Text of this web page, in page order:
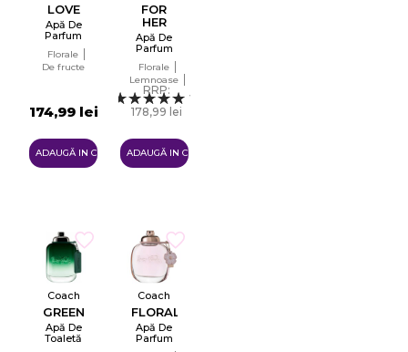
LOVE
Apă De
Parfum
Femei
Tester
Florale
De fructe
174,99 lei
ADAUGĂ IN COŞ
FOR
HER
Apă De
Parfum
EDP
Florale
Lemnoase
Ambery
1
RRP:
178,99 lei
ADAUGĂ IN COŞ
Coach
GREEN
Apă De
Toaletă
Coach
FLORAL
Apă De
Parfum